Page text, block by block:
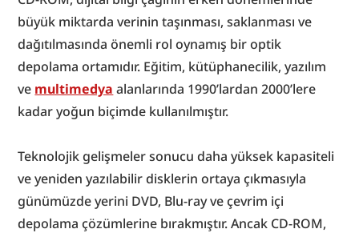
büyük miktarda verinin taşınması, saklanması ve
dağıtılmasında önemli rol oynamış bir optik
depolama ortamıdır. Eğitim, kütüphanecilik, yazılım
ve multimedya alanlarında 1990’lardan 2000’lere
kadar yoğun biçimde kullanılmıştır.
Teknolojik gelişmeler sonucu daha yüksek kapasiteli
ve yeniden yazılabilir disklerin ortaya çıkmasıyla
günümüzde yerini DVD, Blu-ray ve çevrim içi
depolama çözümlerine bırakmıştır. Ancak CD-ROM,